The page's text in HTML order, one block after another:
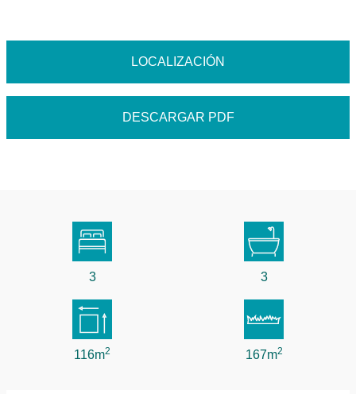
LOCALIZACIÓN
DESCARGAR PDF
3 3
116m2 167m2